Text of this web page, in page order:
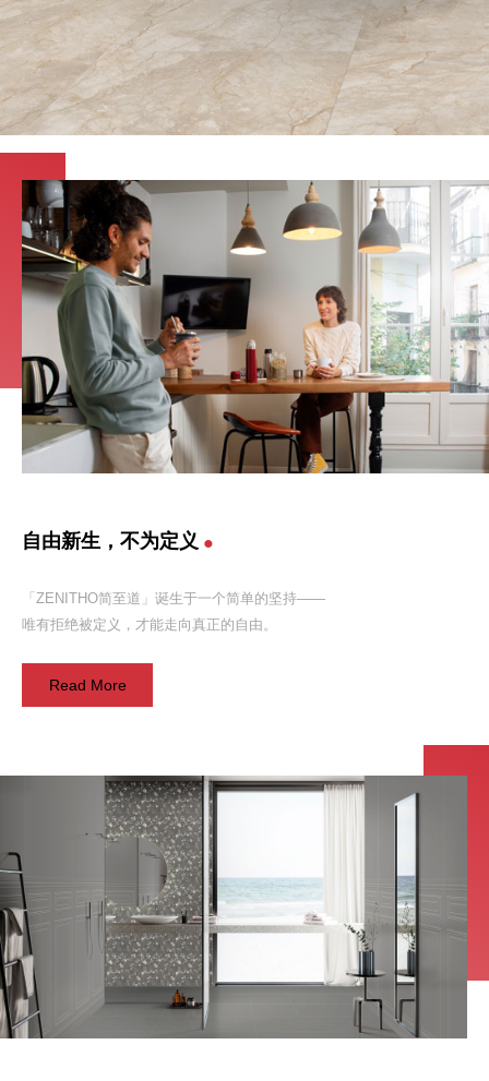
自由新生，不为定义
「ZENITHO简至道」诞生于一个简单的坚持——
唯有拒绝被定义，才能走向真正的自由。
Read More